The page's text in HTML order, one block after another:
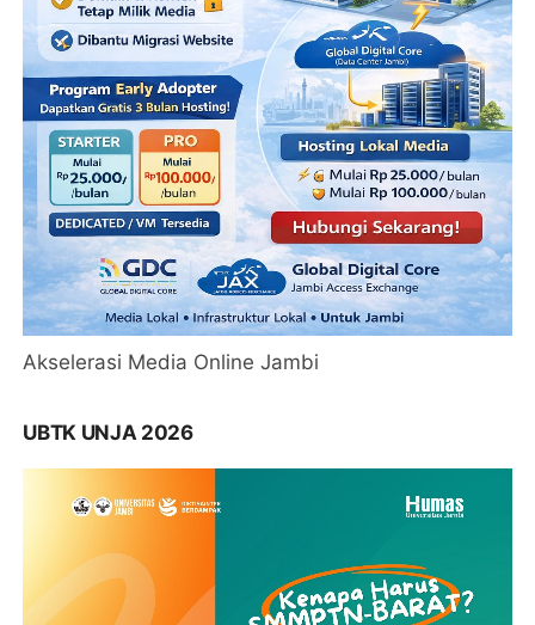
Akselerasi Media Online Jambi
UBTK UNJA 2026